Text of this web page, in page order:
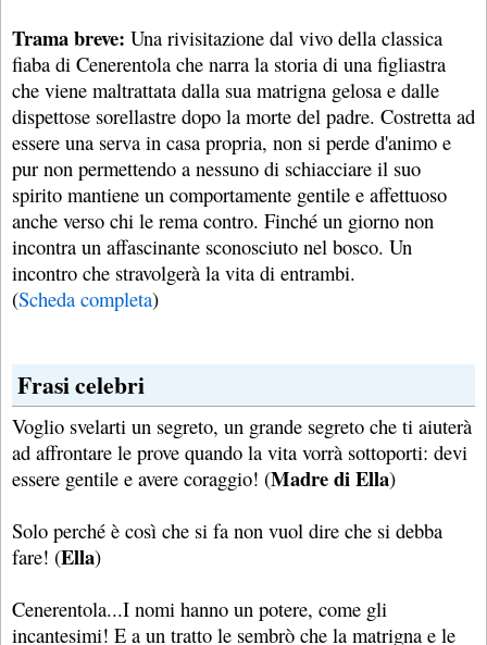
Trama breve: Una rivisitazione dal vivo della classica
fiaba di Cenerentola che narra la storia di una figliastra
che viene maltrattata dalla sua matrigna gelosa e dalle
dispettose sorellastre dopo la morte del padre. Costretta ad
essere una serva in casa propria, non si perde d'animo e
pur non permettendo a nessuno di schiacciare il suo
spirito mantiene un comportamente gentile e affettuoso
anche verso chi le rema contro. Finché un giorno non
incontra un affascinante sconosciuto nel bosco. Un
incontro che stravolgerà la vita di entrambi.
(Scheda completa)
Frasi celebri
Voglio svelarti un segreto, un grande segreto che ti aiuterà
ad affrontare le prove quando la vita vorrà sottoporti: devi
essere gentile e avere coraggio! (Madre di Ella)
Solo perché è così che si fa non vuol dire che si debba
fare! (Ella)
Cenerentola...I nomi hanno un potere, come gli
incantesimi! E a un tratto le sembrò che la matrigna e le